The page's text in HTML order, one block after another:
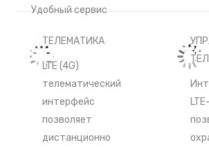
Удобный сервис
ТЕЛЕМАТИКА
LTE (4G)
телематический
интерфейс
позволяет
дистанционно